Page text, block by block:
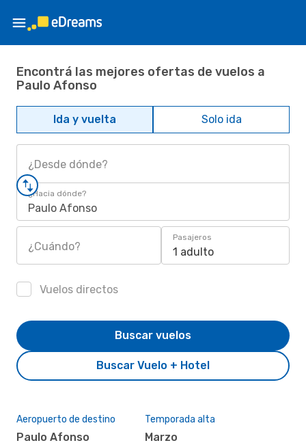
Encontrá las mejores ofertas de vuelos a
Paulo Afonso
Ida y vuelta Solo ida
¿Desde dónde?
¿Hacia dónde?
Paulo Afonso
¿Cuándo?
Pasajeros
1 adulto
Vuelos directos
Buscar Vuelo + Hotel
Buscar vuelos
Aeropuerto de destino
Paulo Afonso
Temporada alta
marzo